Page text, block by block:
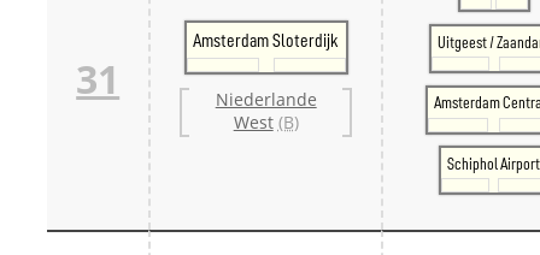
31
Amsterdam Sloterdijk
Niederlande
West (B)
Uitgeest /
Amsterdam
Schiphol Airport